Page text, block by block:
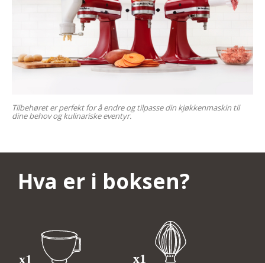
Tilbehøret er perfekt for å endre og tilpasse din kjøkkenmaskin til
dine behov og kulinariske eventyr.
Hva er i boksen?